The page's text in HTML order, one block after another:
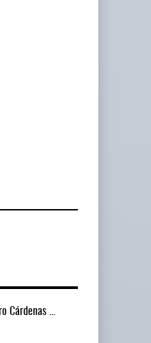
Cárdenas ...